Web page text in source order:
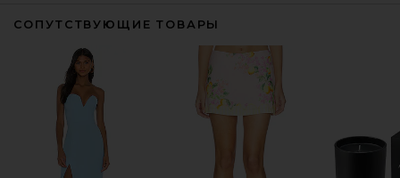
СОПУТСТВУЮЩИЕ ТОВАРЫ